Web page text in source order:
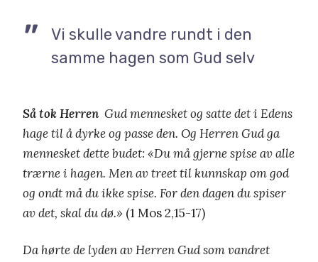
Vi skulle vandre rundt i den
samme hagen som Gud selv
Så tok HerrenGud mennesket og satte det i Edens
hage til å dyrke og passe den. Og Herren Gud ga
mennesket dette budet: «Du må gjerne spise av alle
trærne i hagen. Men av treet til kunnskap om god
og ondt må du ikke spise. For den dagen du spiser
av det, skal du dø.» (1 Mos 2,15-17)
Da hørte de lyden av Herren Gud som vandret